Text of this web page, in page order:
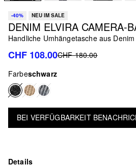
-40% NEU IM SALE
DENIM ELVIRA CAMERA-
Handliche Umhängetasche aus Denim
CHF 108.00CHF 180.00
Farbeschwarz
BEI VERFÜGBARKEIT
Details